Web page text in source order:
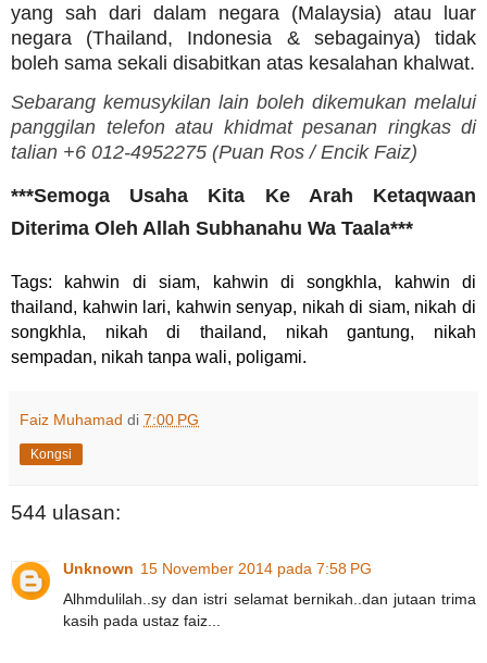
yang sah dari dalam negara (Malaysia) atau luar
negara (Thailand, Indonesia & sebagainya) tidak
boleh sama sekali disabitkan atas kesalahan khalwat.
Sebarang kemusykilan lain boleh dikemukan melalui
panggilan telefon atau khidmat pesanan ringkas di
talian +6 012-4952275 (Puan Ros /Encik Faiz)
***Semoga Usaha Kita Ke Arah Ketaqwaan
Diterima Oleh Allah Subhanahu Wa Taala***
Tags: kahwin di siam, kahwin di songkhla, kahwin di
thailand, kahwin lari, kahwin senyap, nikah di siam, nikah di
songkhla, nikah di thailand, nikah gantung, nikah
sempadan, nikah tanpa wali, poligami.
Faiz Muhamad di 7:00 PG
Kongsi
544 ulasan:
Unknown 15 November 2014 pada 7:58 PG
Alhmdulilah..sy dan istri selamat bernikah..dan jutaan trima
kasih pada ustaz faiz...